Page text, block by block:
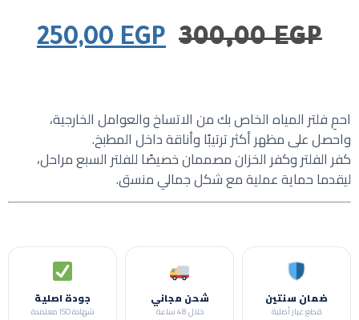
300,00EGP
250,00EGP
احمِ فلتر المياه الخاص بك من الاتساخ والعوامل الخارجية،
واحصل على مظهر أكثر ترتيبًا وأناقة داخل المطبخ.
كفر الفلتر وكفر الخزان مصممان خصيصًا للفلتر السبع مراحل،
ليقدما حماية عملية مع شكل جمالي منسق.
ضمان سنتين
قطع غيار أصلية
شحن مجاني
خلال 48 ساعة
جودة اصلية
شهادة ISO معتمدة